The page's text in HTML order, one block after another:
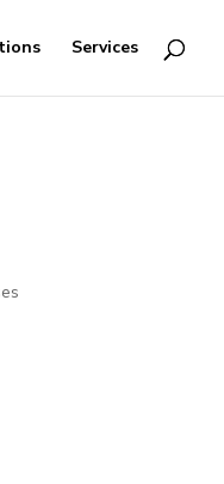
Services